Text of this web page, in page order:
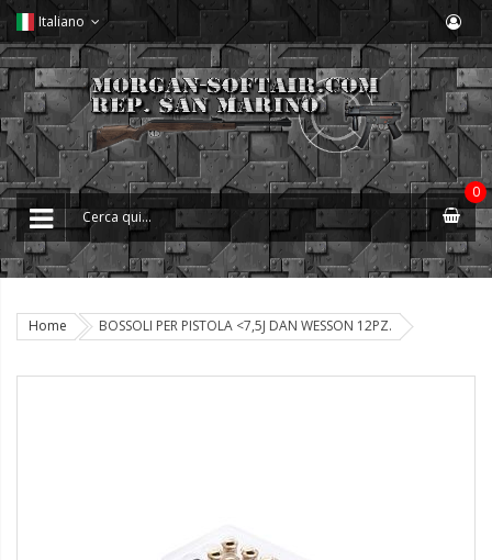
Italiano
0
Home BOSSOLI PER PISTOLA <7,5J DAN WESSON 12PZ.